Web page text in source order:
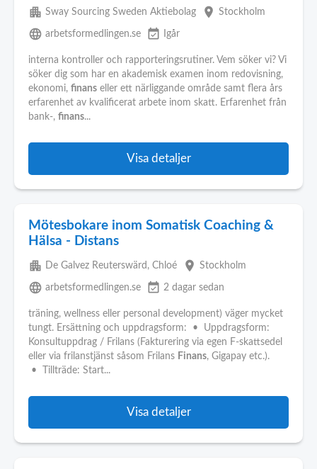
apartment Sway Sourcing Sweden Aktiebolag place Stockholm
language arbetsformedlingen.se event_available Igår
interna kontroller och rapporteringsrutiner. Vem söker vi? Vi
söker dig som har en akademisk examen inom redovisning,
ekonomi, finans eller ett närliggande område samt flera års
erfarenhet av kvalificerat arbete inom skatt. Erfarenhet från
bank-, finans...
Visa detaljer
Mötesbokare inom Somatisk Coaching &
Hälsa - Distans
apartment De Galvez Reuterswärd, Chloé place Stockholm
language arbetsformedlingen.se event_available 2 dagar sedan
träning, wellness eller personal development) väger mycket
tungt. Ersättning och uppdragsform: • Uppdragsform:
Konsultuppdrag / Frilans (Fakturering via egen F-skattsedel
eller via frilanstjänst såsom Frilans Finans, Gigapay etc.).
• Tillträde: Start...
Visa detaljer